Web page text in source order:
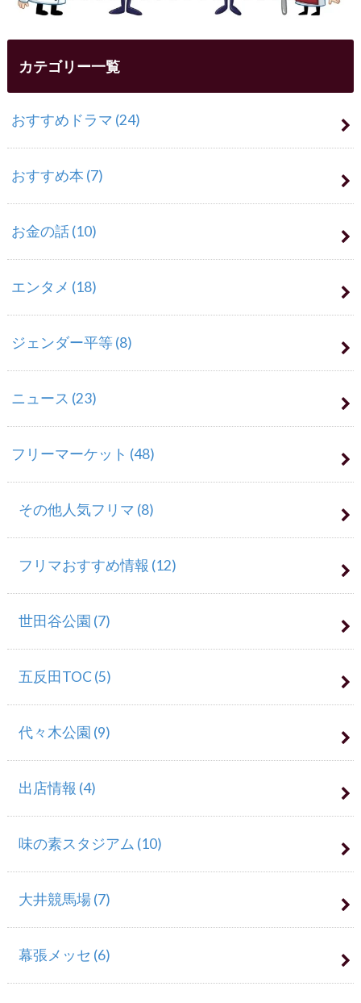
カテゴリー一覧
おすすめドラマ (24)
おすすめ本 (7)
お金の話(10)
エンタメ (18)
ジェンダー平等(8)
ニュース (23)
フリーマーケット (48)
その他人気フリマ (8)
フリマおすすめ情報 (12)
世田谷公園 (7)
五反田TOC(5)
代々木公園 (9)
出店情報 (4)
味の素スタジアム (10)
大井競馬場(7)
幕張メッセ (6)